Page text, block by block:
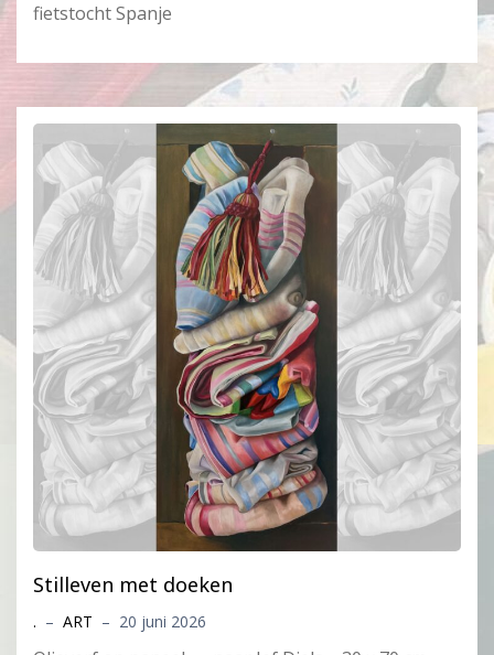
fietstocht Spanje
Stilleven met doeken
. – ART – 20 juni 2026